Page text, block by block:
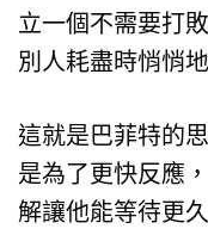
立一個不需要打
別人耗盡時悄悄
這就是巴菲特的
是為了更快反應
解讓他能等待更